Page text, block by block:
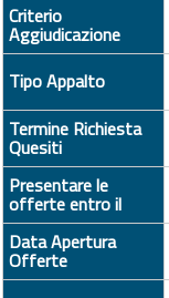
Criterio
Aggiudicazione
Tipo Appalto
Termine Richiesta
Quesiti
Presentare le
offerte entro il
Data Apertura
Offerte